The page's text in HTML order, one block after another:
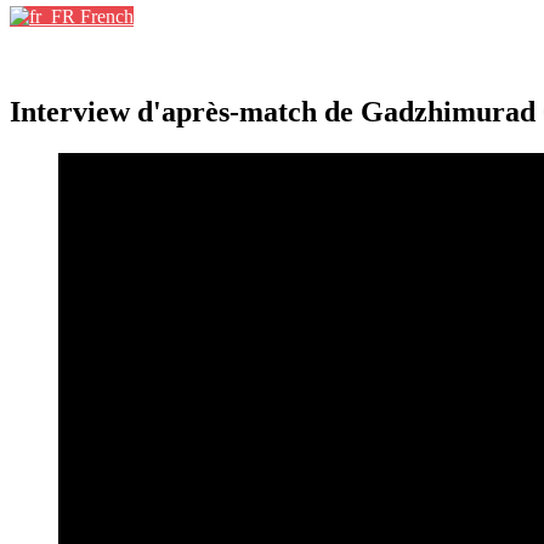
French
Interview d'après-match de Gadzhimurad